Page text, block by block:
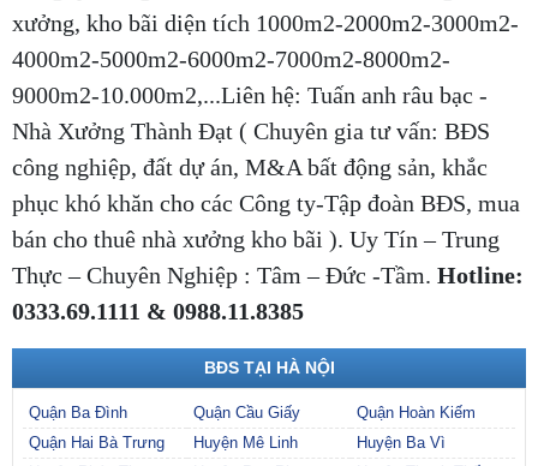
xưởng, kho bãi diện tích 1000m2-2000m2-3000m2-
4000m2-5000m2-6000m2-7000m2-8000m2-
9000m2-10.000m2,...Liên hệ: Tuấn anh râu bạc -
Nhà Xưởng Thành Đạt ( Chuyên gia tư vấn: BĐS
công nghiệp, đất dự án, M&A bất động sản, khắc
phục khó khăn cho các Công ty-Tập đoàn BĐS, mua
bán cho thuê nhà xưởng kho bãi ). Uy Tín – Trung
Thực – Chuyên Nghiệp : Tâm – Đức -Tầm. Hotline:
0333.69.1111 & 0988.11.8385
BĐS TẠI HÀ NỘI
Quận Ba Đình Quận Cầu Giấy
Quận Hoàn Kiếm
Quận Hai Bà Trưng
Huyện Mê Linh
Huyện Ba Vì